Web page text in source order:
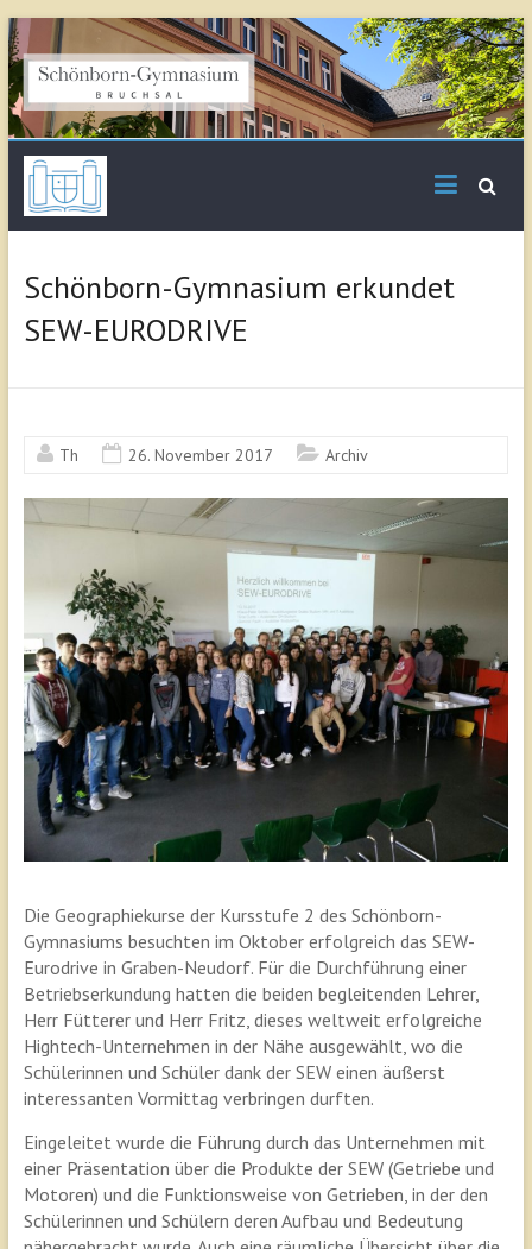
Skip
to
content
Gymnasium Bruchsal
Schönborn-Gymnasium erkundet
SEW-EURODRIVE
Th 26. November 2017 Archiv
Die Geographiekurse der Kursstufe 2 des Schönborn-
Gymnasiums besuchten im Oktober erfolgreich das SEW-
Eurodrive in Graben-Neudorf. Für die Durchführung einer
Betriebserkundung hatten die beiden begleitenden Lehrer,
Herr Fütterer und Herr Fritz, dieses weltweit erfolgreiche
Hightech-Unternehmen in der Nähe ausgewählt, wo die
Schülerinnen und Schüler dank der SEW einen äußerst
interessanten Vormittag verbringen durften.
Eingeleitet wurde die Führung durch das Unternehmen mit
einer Präsentation über die Produkte der SEW (Getriebe und
Motoren) und die Funktionsweise von Getrieben, in der den
Schülerinnen und Schülern deren Aufbau und Bedeutung